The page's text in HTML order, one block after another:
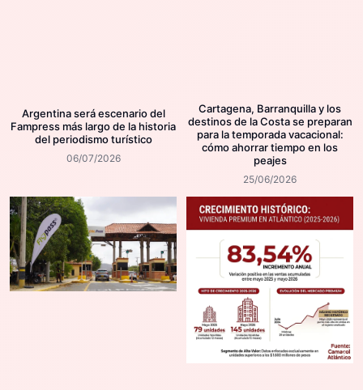
Argentina será escenario del
Fampress más largo de la historia
del periodismo turístico
06/07/2026
Cartagena, Barranquilla y los
destinos de la Costa se preparan
para la temporada vacacional:
cómo ahorrar tiempo en los
peajes
25/06/2026